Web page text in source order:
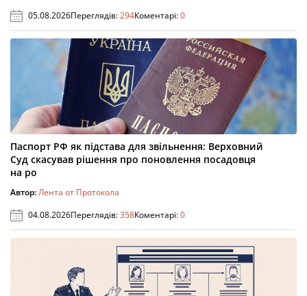
05.08.2026Переглядів:294Коментарі:0
Паспорт РФ як підстава для звільнення: Верховний
Суд скасував рішення про поновлення посадовця
на ро
Автор:Лента от Протокола
04.08.2026Переглядів:358Коментарі:0